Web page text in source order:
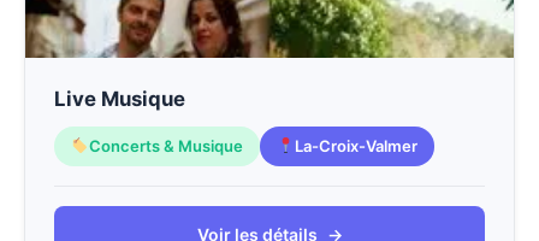
Live Musique
Concerts & Musique La-Croix-Valmer
Voir les détails →